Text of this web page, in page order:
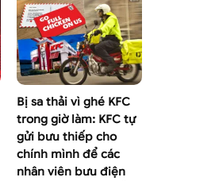
Bị sa thải vì ghé KFC
trong giờ làm: KFC tự
gửi bưu thiếp cho
chính mình để các
nhân viên bưu điện